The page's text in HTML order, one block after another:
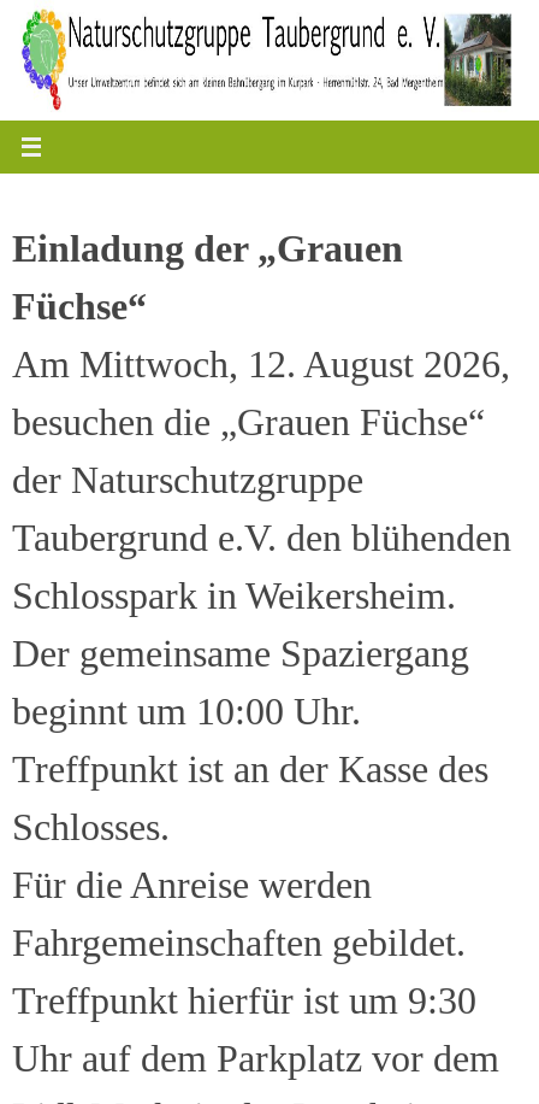
Zum
Inhalt
springen
Einladung der „Grauen
Füchse“
Am Mittwoch, 12. August 2026,
besuchen die „Grauen Füchse“
der Naturschutzgruppe
Taubergrund e.V. den blühenden
Schlosspark in Weikersheim.
Der gemeinsame Spaziergang
beginnt um 10:00 Uhr.
Treffpunkt ist an der Kasse des
Schlosses.
Für die Anreise werden
Fahrgemeinschaften gebildet.
Treffpunkt hierfür ist um 9:30
Uhr auf dem Parkplatz vor dem